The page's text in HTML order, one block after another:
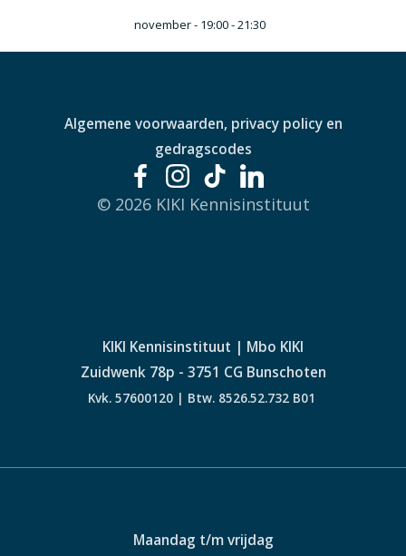
november - 19:00-21:30
Algemene voorwaarden, privacy policy en
gedragscodes
© 2026 KIKI Kennisinstituut
KIKI Kennisinstituut | Mbo KIKI
Zuidwenk 78p - 3751 CG Bunschoten
Kvk. 57600120 | Btw. 8526.52.732 B01
Maandag t/m vrijdag